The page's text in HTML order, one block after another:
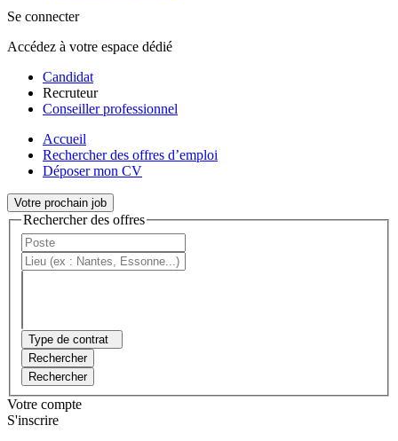
Se connecter
Accédez à votre espace dédié
Candidat
Recruteur
Conseiller professionnel
Accueil
Rechercher des offres d’emploi
Déposer mon CV
Votre prochain job
Rechercher des offres
Type de contrat
Rechercher
Rechercher
Votre compte
S'inscrire